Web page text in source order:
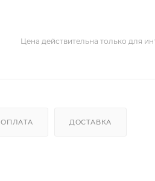
Цена действительна только для
ОПЛАТА ДОСТАВКА